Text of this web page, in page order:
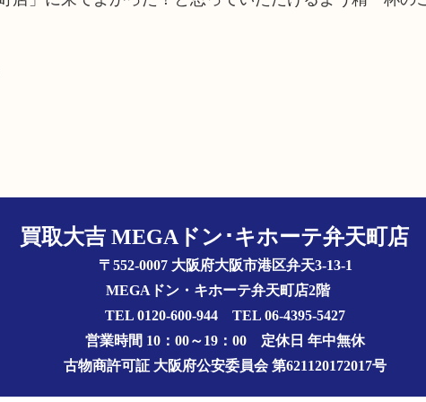
買取大吉 MEGAドン･キホーテ弁天町
〒552-0007 大阪府大阪市港区弁天3-13-1
MEGAドン・キホーテ弁天町店2階
TEL 0120-600-944 TEL 06-4395-5427
営業時間 10：00～19：00 定休日 年中無休
古物商許可証 大阪府公安委員会 第621120172017号